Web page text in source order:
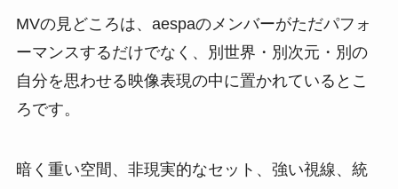
MVの見どころは、aespaのメンバーがただパフォ
ーマンスするだけでなく、別世界・別次元・別の
自分を思わせる映像表現の中に置かれているとこ
ろです。
暗く重い空間、非現実的なセット、強い視線、統